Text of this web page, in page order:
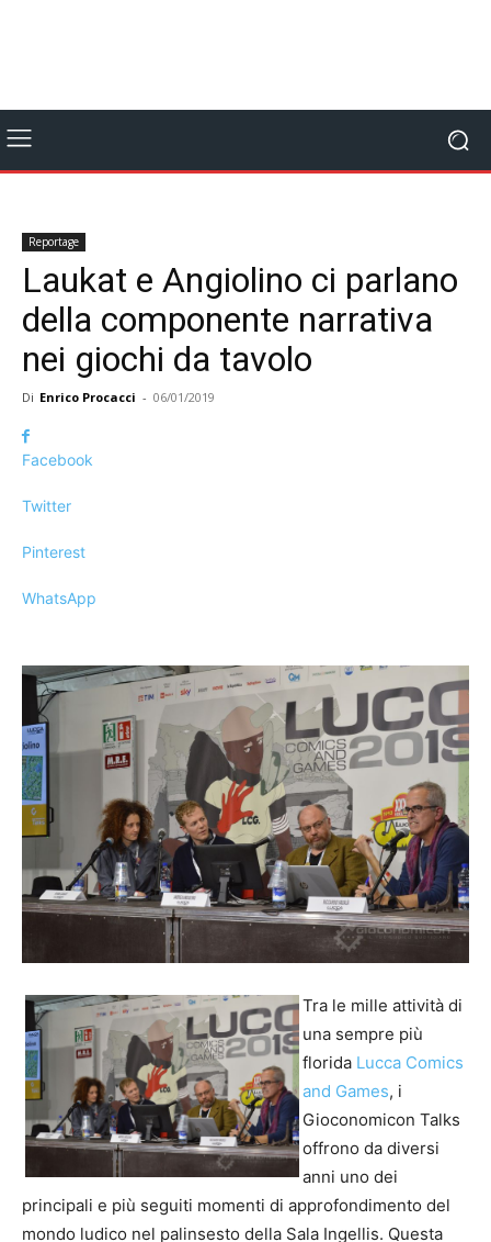
Reportage
Laukat e Angiolino ci parlano
della componente narrativa
nei giochi da tavolo
Di Enrico Procacci - 06/01/2019
Facebook
Twitter
Pinterest
WhatsApp
Tra le mille attività di
una sempre più
florida Lucca Comics
and Games, i
Gioconomicon Talks
offrono da diversi
anni uno dei
principali e più seguiti momenti di approfondimento del
mondo ludico nel palinsesto della Sala Ingellis. Questa